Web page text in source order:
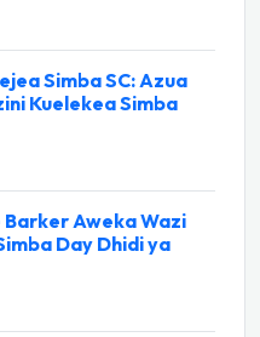
Simba SC: Azua
Kuelekea Simba
Aweka Wazi
Day Dhidi ya